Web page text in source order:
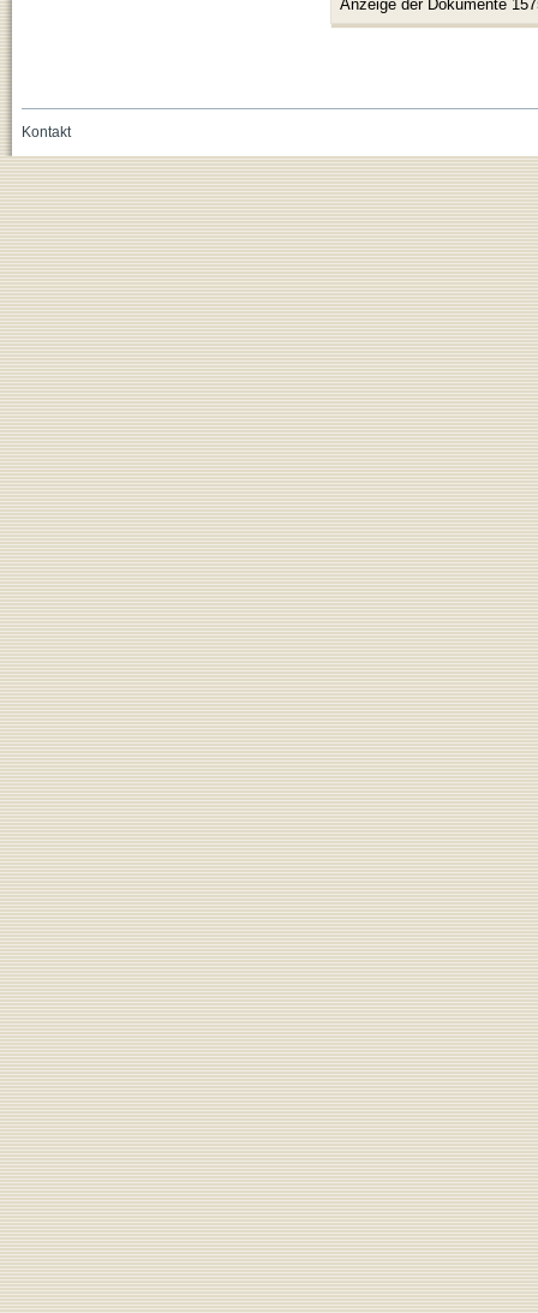
Anzeige der Dokumente
Kontakt